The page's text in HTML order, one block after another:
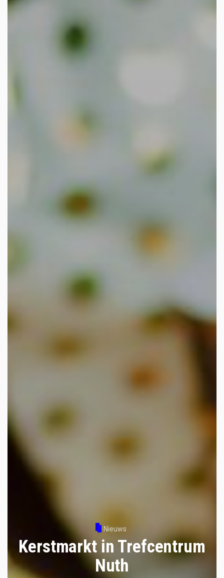
Nieuws
Kerstmarkt in Trefcentrum
Nuth